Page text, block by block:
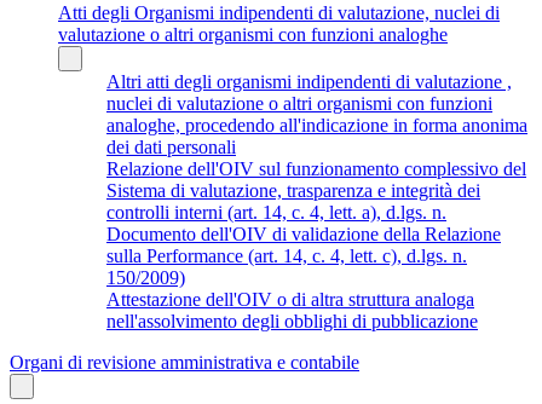
Atti degli Organismi indipendenti di valutazione, nuclei di
valutazione o altri organismi con funzioni analoghe
Altri atti degli organismi indipendenti di valutazione ,
nuclei di valutazione o altri organismi con funzioni
analoghe, procedendo all'indicazione in forma anonima
dei dati personali
Relazione dell'OIV sul funzionamento complessivo del
Sistema di valutazione, trasparenza e integrità dei
controlli interni (art. 14, c. 4, lett. a), d.lgs. n.
Documento dell'OIV di validazione della Relazione
sulla Performance (art. 14, c. 4, lett. c), d.lgs. n.
150/2009)
Attestazione dell'OIV o di altra struttura analoga
nell'assolvimento degli obblighi di pubblicazione
Organi di revisione amministrativa e contabile